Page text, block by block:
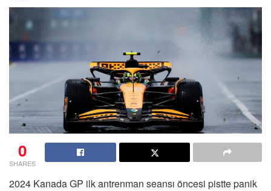
0
SHARES
2024 Kanada GP ilk antrenman seansı öncesi pistte panik